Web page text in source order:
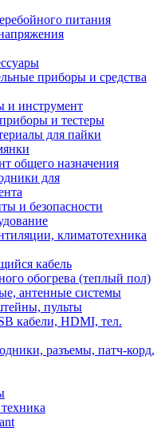
питания
приборы и средства
и инструмент
и тестеры
для пайки
общего назначения
для
и безопасности
климатотехника
кабель
обогрева (теплый пол)
антенные системы
пульты
кабели, HDMI, тел.
разъемы, патч-корд,